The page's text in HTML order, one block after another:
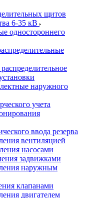
щитов
6-35 кВ
одностороннего
наружного
учета
ввода резерва
вентиляцией
насосами
задвижками
наружным
клапанами
двигателем